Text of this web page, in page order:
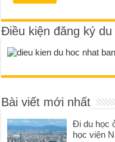
Điều kiện đăng ký
Bài viết mới nhất
Đi du học
học viện